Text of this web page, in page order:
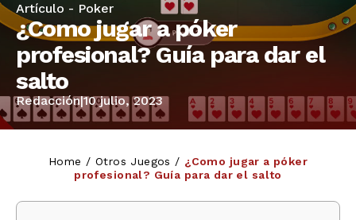
Artículo - Poker
¿Como jugar a póker
profesional? Guía para dar el
salto
Redacción|10 julio, 2023
Home / Otros Juegos / ¿Como jugar a póker
profesional? Guía para dar el salto